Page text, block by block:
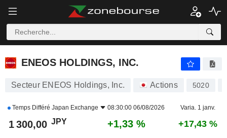
ENEOS HOLDINGS, INC.
ENEOS HOLDINGS, INC.
Secteur ENEOS Holdings, Inc. Actions 5020
Temps Différé Japan Exchange 08:30:00 06/08/2026 Varia. 1 janv.
1 300,00 JPY +1,33 % +17,43 %